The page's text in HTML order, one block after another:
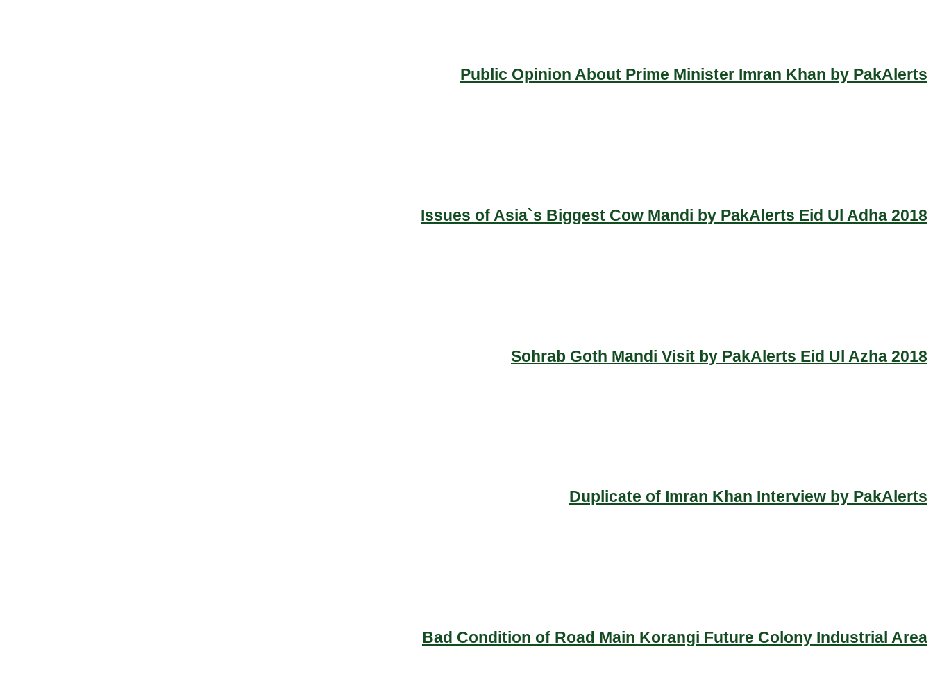
Public Opinion About Prime Minister Imran Khan by PakAlerts
Issues of Asia`s Biggest Cow Mandi by PakAlerts Eid Ul Adha 2018
Sohrab Goth Mandi Visit by PakAlerts Eid Ul Azha 2018
Duplicate of Imran Khan Interview by PakAlerts
Bad Condition of Road Main Korangi Future Colony Industrial Area